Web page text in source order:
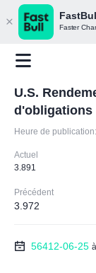
Faster
U.S.
d'obligations
Heure de publication:
Actuel
3.891
Précédent
3.972
56412-06-25 à